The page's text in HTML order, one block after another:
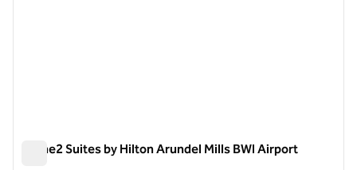
Home2 Suites by Hilton Arundel Mills BWI Airport